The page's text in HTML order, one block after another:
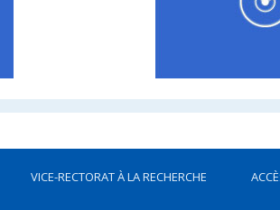
VICE-RECTORAT À LA RECHERCHE